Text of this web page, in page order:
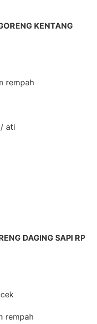
KENTANG
rempah
ati
DAGING SAPI RP
rempah